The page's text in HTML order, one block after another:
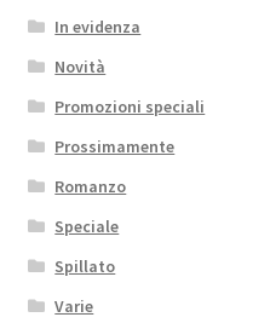
In evidenza
Novità
Promozioni speciali
Prossimamente
Romanzo
Speciale
Spillato
Varie